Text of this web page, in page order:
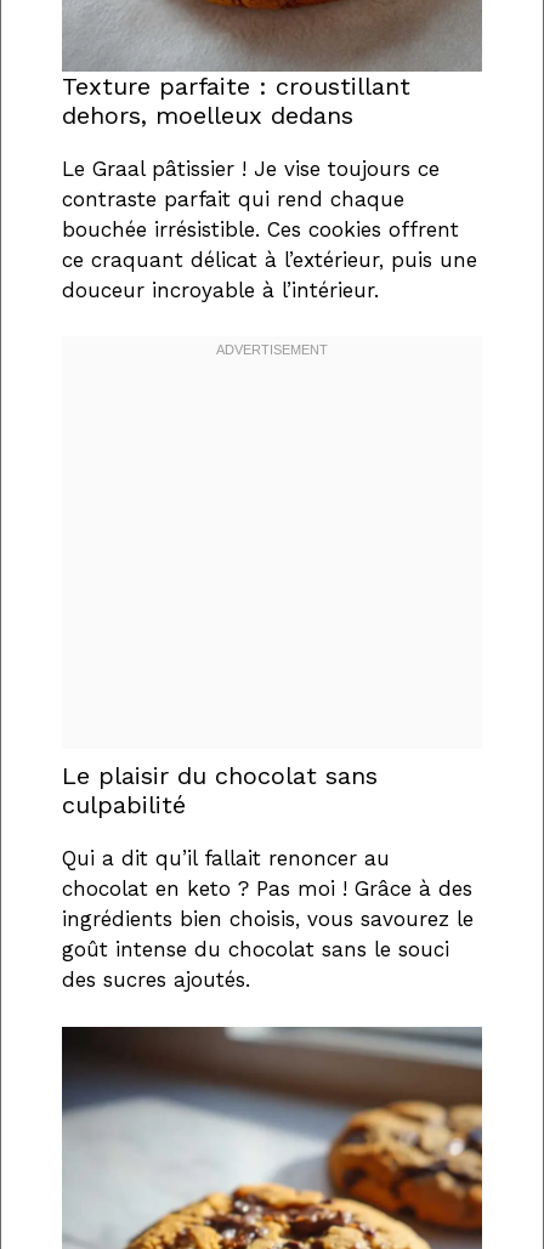
Texture parfaite : croustillant
dehors, moelleux dedans
Le Graal pâtissier ! Je vise toujours ce
contraste parfait qui rend chaque
bouchée irrésistible. Ces cookies offrent
ce craquant délicat à l’extérieur, puis une
douceur incroyable à l’intérieur.
Le plaisir du chocolat sans
culpabilité
Qui a dit qu’il fallait renoncer au
chocolat en keto ? Pas moi ! Grâce à des
ingrédients bien choisis, vous savourez le
goût intense du chocolat sans le souci
des sucres ajoutés.